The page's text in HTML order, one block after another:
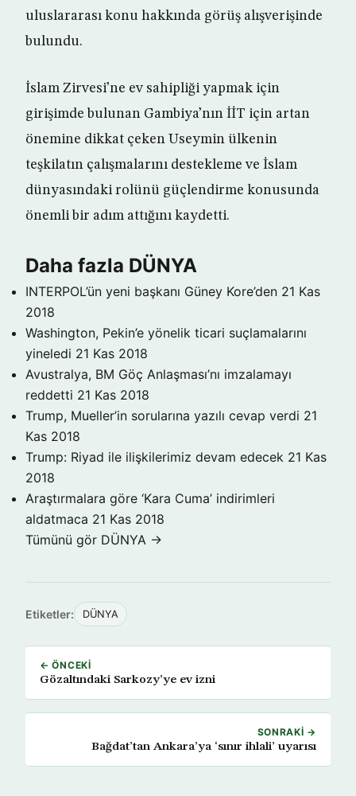
uluslararası konu hakkında görüş alışverişinde
bulundu.
İslam Zirvesi’ne ev sahipliği yapmak için
girişimde bulunan Gambiya’nın İİT için artan
önemine dikkat çeken Useymin ülkenin
teşkilatın çalışmalarını destekleme ve İslam
dünyasındaki rolünü güçlendirme konusunda
önemli bir adım attığını kaydetti.
Daha fazla DÜNYA
INTERPOL’ün yeni başkanı Güney Kore’den 21 Kas
2018
Washington, Pekin’e yönelik ticari suçlamalarını
yineledi 21 Kas 2018
Avustralya, BM Göç Anlaşması’nı imzalamayı
reddetti 21 Kas 2018
Trump, Mueller’in sorularına yazılı cevap verdi 21
Kas 2018
Trump: Riyad ile ilişkilerimiz devam edecek 21 Kas
2018
Araştırmalara göre ‘Kara Cuma’ indirimleri
aldatmaca 21 Kas 2018
Tümünü gör DÜNYA →
Etiketler: DÜNYA
← ÖNCEKI
Gözaltındaki Sarkozy’ye ev izni
SONRAKI →
Bağdat’tan Ankara’ya ‘sınır ihlali’ uyarısı